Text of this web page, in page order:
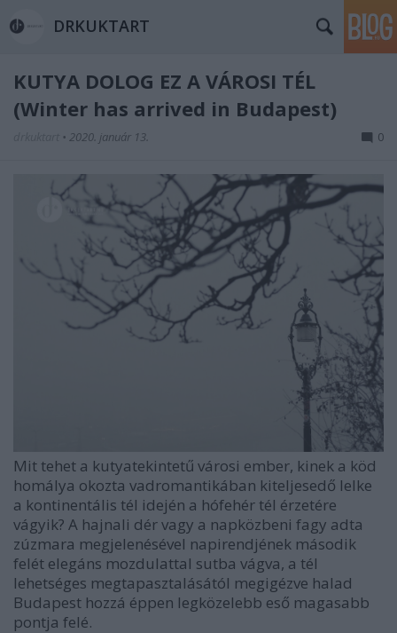
DRKUKTART
KUTYA DOLOG EZ A VÁROSI TÉL
(Winter has arrived in Budapest)
• 2020. január 13. 0
Mit tehet a kutyatekintetű városi ember, kinek a köd
homálya okozta vadromantikában kiteljesedő lelke
a kontinentális tél idején a hófehér tél érzetére
vágyik? A hajnali dér vagy a napközbeni fagy adta
zúzmara megjelenésével napirendjének második
felét elegáns mozdulattal sutba vágva, a tél
lehetséges megtapasztalásától megigézve halad
Budapest hozzá éppen legközelebb eső magasabb
pontja felé.